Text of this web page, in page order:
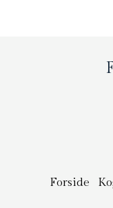
Forside